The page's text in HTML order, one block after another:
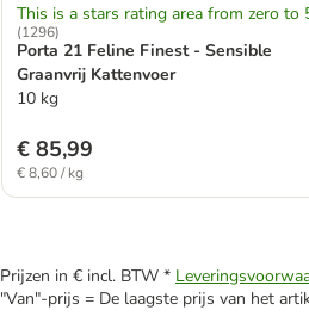
This is a stars rating area from zero to
(1296)
Porta 21 Feline Finest - Sensible
Graanvrij Kattenvoer
10 kg
€ 85,99
€ 8,60 / kg
Prijzen in € incl. BTW *
"Van"-prijs = De laagste prijs van het